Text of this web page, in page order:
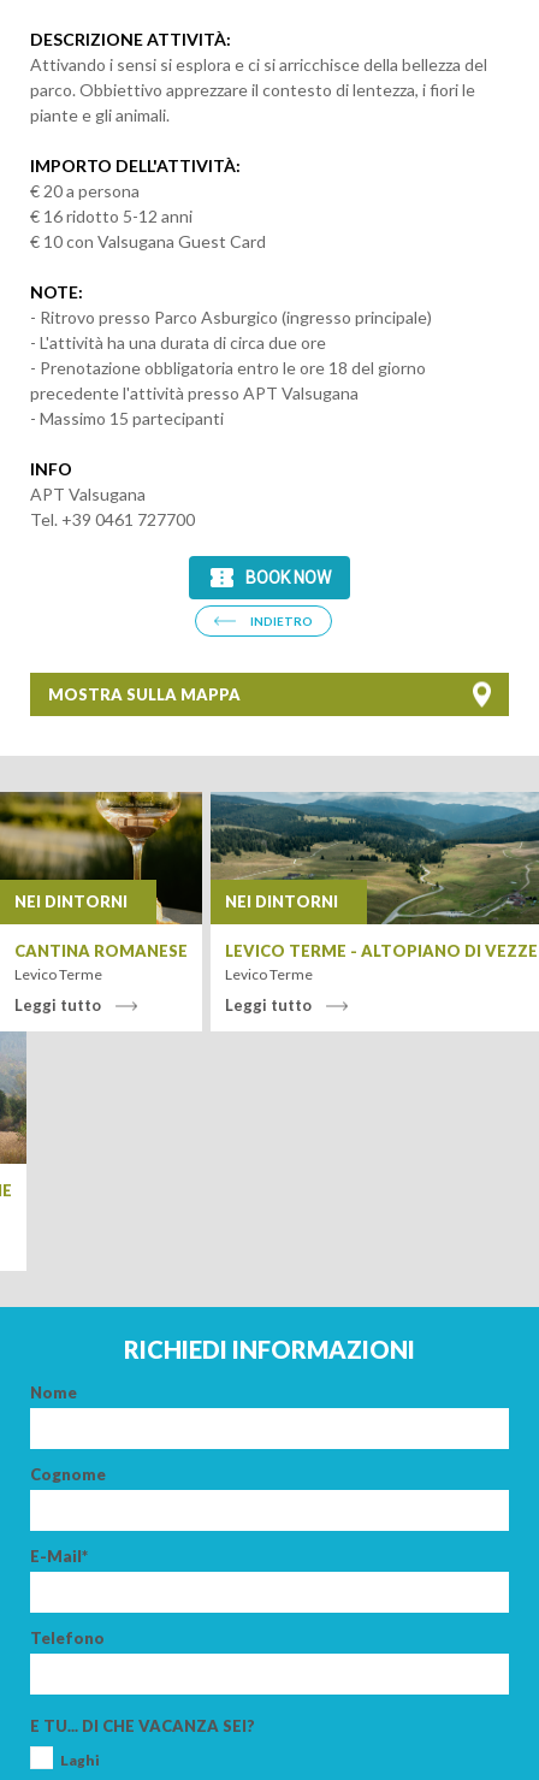
ADULTI
DESCRIZIONE ATTIVITÀ:
Attivando i sensi si esplora e ci si arricchisce della bellezza del
parco. Obbiettivo apprezzare il contesto di lentezza, i fiori le
piante e gli animali.
IMPORTO DELL'ATTIVITÀ:
€ 20 a persona
€ 16 ridotto 5-12 anni
€ 10 con Valsugana Guest Card
NOTE:
- Ritrovo presso Parco Asburgico (ingresso principale)
- L'attività ha una durata di circa due ore
- Prenotazione obbligatoria entro le ore 18 del giorno
precedente l'attività presso APT Valsugana
- Massimo 15 partecipanti
INFO
APT Valsugana
Tel. +39 0461 727700
INDIETRO
MOSTRA SULLA MAPPA
+
−
NEI DINTORNI
CANTINA ROMANESE
Levico Terme
Leggi tutto
NEI DINTORNI
LEVICO TERME - ALTOPIANO DI
Levico Terme
Leggi tutto
RICHIEDI INFORMAZIONI
Nome
Cognome
E-Mail*
Telefono
E TU... DI CHE VACANZA SEI?
Laghi